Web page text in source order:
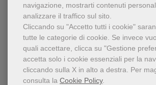
navigazione, mostrarti contenuti
analizzare il traffico sul sito.
Cliccando su "Accetto tutti i cookie"
tutte le categorie di cookie. Se invece
quali accettare, clicca su "Gestione
accetta solo i cookie essenziali per la
cliccando sulla X in alto a destra. Per
consulta la Cookie Policy.